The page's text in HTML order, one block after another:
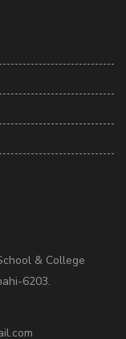
& College
6203.